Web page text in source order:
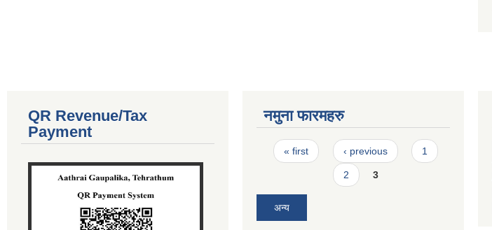
QR Revenue/Tax
Payment
नमुना फारमहरु
Pages
« first ‹ previous 1
2 3
अन्य